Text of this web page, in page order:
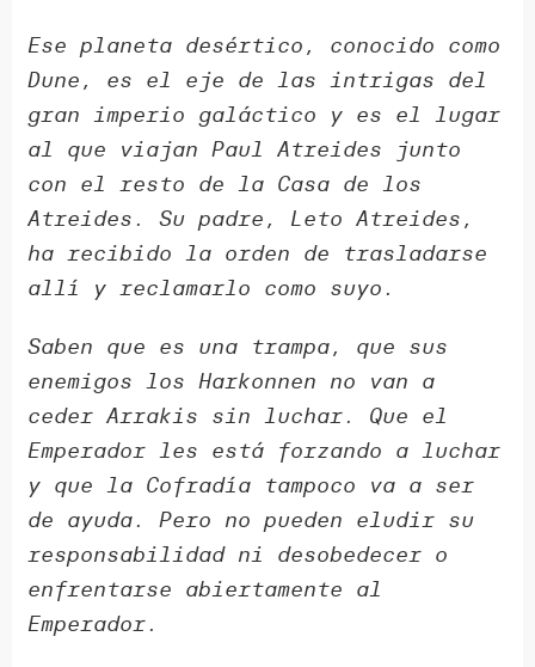
Ese planeta desértico, conocido como
Dune, es el eje de las intrigas del
gran imperio galáctico y es el lugar
al que viajan Paul Atreides junto
con el resto de la Casa de los
Atreides. Su padre, Leto Atreides,
ha recibido la orden de trasladarse
allí y reclamarlo como suyo.
Saben que es una trampa, que sus
enemigos los Harkonnen no van a
ceder Arrakis sin luchar. Que el
Emperador les está forzando a luchar
y que la Cofradía tampoco va a ser
de ayuda. Pero no pueden eludir su
responsabilidad ni desobedecer o
enfrentarse abiertamente al
Emperador.